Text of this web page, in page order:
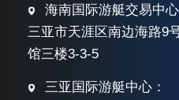
海南国际游艇交易中心
三亚市天涯区南边海路9
馆三楼3-3-5
三亚国际游艇中心：